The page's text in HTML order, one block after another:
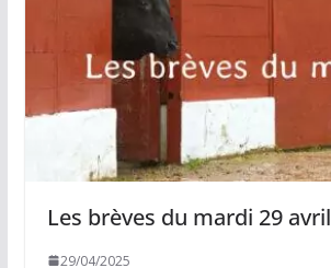
Les brèves du mardi 29 avril
29/04/2025